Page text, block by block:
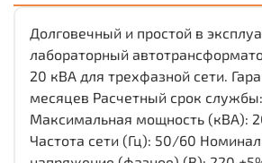
Долговечный и простой в
лабораторный
20 кВА для трехфазной сети.
месяцев Расчетный срок
Максимальная мощность (кВА):
Частота сети (Гц): 50/60